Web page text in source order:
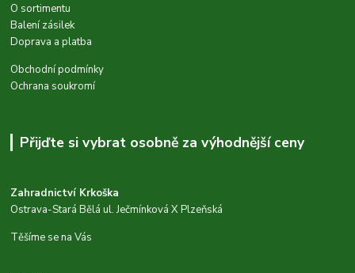
O sortimentu
Balení zásilek
Doprava a platba
Obchodní podmínky
Ochrana soukromí
Přijďte si vybrat osobně za výhodnější ceny
Zahradnictví Krkoška
Ostrava-Stará Bělá ul. Ječmínková X Plzeňská
Těšíme se na Vás